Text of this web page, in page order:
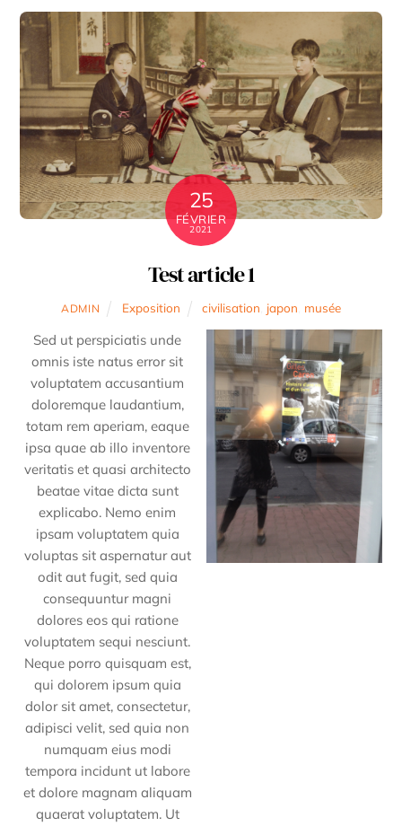
25
FÉVRIER
2021
Test article 1
ADMIN Exposition civilisation japon musée
Sed ut perspiciatis unde
omnis iste natus error sit
voluptatem accusantium
doloremque laudantium,
totam rem aperiam, eaque
ipsa quae ab illo inventore
veritatis et quasi architecto
beatae vitae dicta sunt
explicabo. Nemo enim
ipsam voluptatem quia
voluptas sit aspernatur aut
odit aut fugit, sed quia
consequuntur magni
dolores eos qui ratione
voluptatem sequi nesciunt.
Neque porro quisquam est,
qui dolorem ipsum quia
dolor sit amet, consectetur,
adipisci velit, sed quia non
numquam eius modi
tempora incidunt ut labore
et dolore magnam aliquam
quaerat voluptatem. Ut